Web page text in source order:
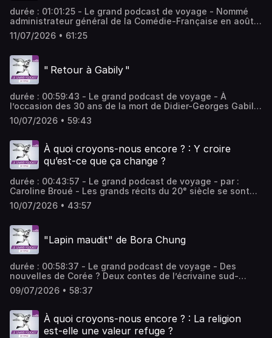
rendez-vous sur Radio France
durée : 01:01:25 - Le grand podcast de voyage - Nommé
administrateur général de la Comédie-Française en août
2025, Clément Hervieu-Léger est également comédien et
metteur en scène. Il évoque la puissance d'attraction de
institution. Il revient sur l'enjeu essentiel de la rencontre
avec le public. - équipe : Christine Bernard, Alexandra
Malka, Corinne Amar Vous aimez ce podcast ? Pour
Radio France
11/07/2026 • 61:25
" Retour à Gabily "
durée : 00:59:43 - Le grand podcast de voyage - À
l’occasion des 30 ans de la mort de Didier-Georges Gabily,
auteur, metteur en scène, directeur du groupe T’chan’G !,
une soirée pour découvrir ou redécouvrir l’œuvre
écrivain précurseur. - équipe : Sophie-Aude Picon, Oriane
Delacroix, Caroline Ouazana Vous aimez ce podcast ?
Pour écouter tous les épisodes sans limite, rendez-vous
10/07/2026 • 59:43
À quoi croyons-nous encore ? : Y croire
qu’est-ce que ça change ?
durée : 00:43:57 - Le grand podcast de voyage - par :
Caroline Broué - Les grands récits du 20ᵉ siècle se sont
effondrés, mais le besoin de croire, lui, persiste en se
déplaçant vers de nouveaux objets comme la technologie,
garantie. Pourquoi a-t-on besoin de faire encore ce pari
de l'espérance ? - équipe : Diane de Vanssay, Assia Veber
- invités : Laurent Jeanpierre Professeur de science
Emanuele Coccia Philosophe, maître de conférences à
l'École des hautes études en sciences sociales (EHESS),
Marion Muller-Colard Théologienne protestante, écrivaine
et directrice des éditions Labor et Fides. Vous aimez ce
rendez-vous sur Radio France
10/07/2026 • 43:57
"Lapin maudit" de Bora Chung
durée : 00:58:37 - Le grand podcast de voyage - Des
nouvelles de Corée ? Deux contes de l’écrivaine sud-
coréenne Bora Chung brouillent les genres entre réalisme
magique, fantastique ou horreur corporelle. Elles
sans humour, une analyse des maux de nos sociétés
contemporaines névrosées. - équipe : Baptiste Guiton,
Oriane Delacroix, Caroline Ouazana Vous aimez ce
09/07/2026 • 58:37
À quoi croyons-nous encore ? : La religion
est-elle une valeur refuge ?